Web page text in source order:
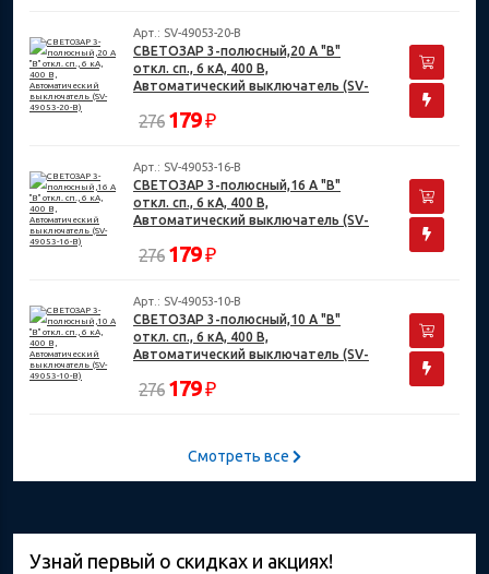
Арт.: SV-49053-20-B
СВЕТОЗАР 3-полюсный,20 A "B"
откл. сп., 6 кА, 400 В,
Автоматический выключатель (SV-
276 179₽
Арт.: SV-49053-16-B
СВЕТОЗАР 3-полюсный,16 A "B"
откл. сп., 6 кА, 400 В,
Автоматический выключатель (SV-
276 179₽
Арт.: SV-49053-10-B
СВЕТОЗАР 3-полюсный,10 A "B"
откл. сп., 6 кА, 400 В,
Автоматический выключатель (SV-
276 179₽
Смотреть все
Узнай первый о скидках и акциях!